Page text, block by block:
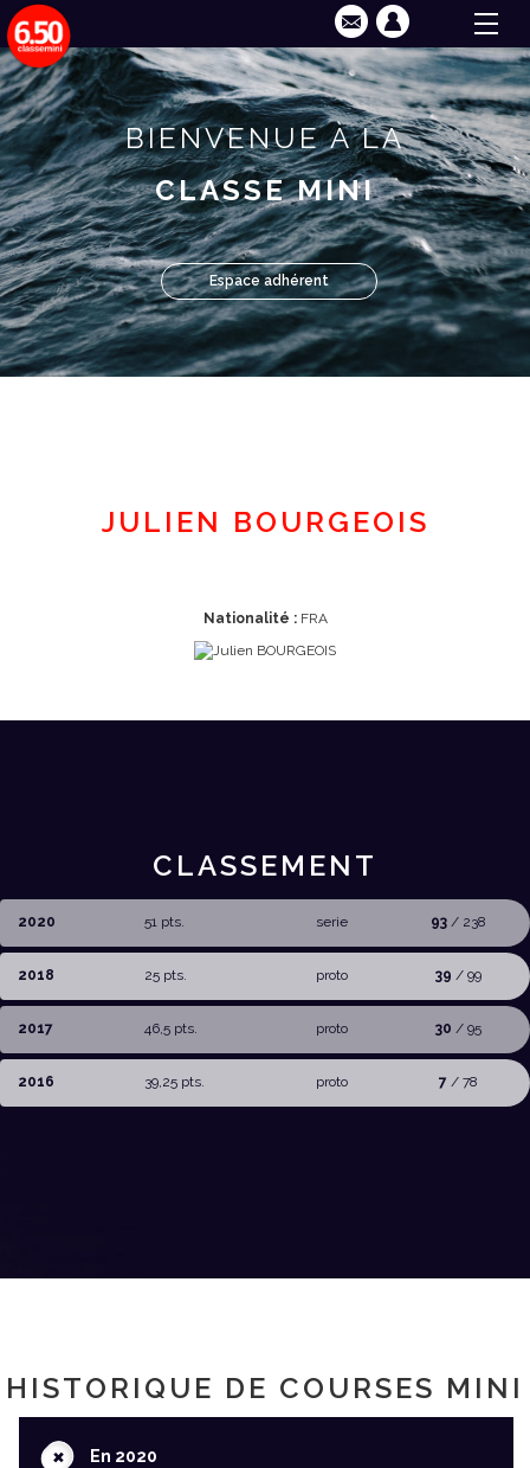
BIENVENUE À LA
CLASSE MINI
Espace adhérent
JULIEN BOURGEOIS
Nationalité :FRA
CLASSEMENT
2020 51 pts. serie 93 / 238
2018 25 pts. proto 39 / 99
2017 46,5 pts. proto 30 / 95
2016 39,25 pts. proto 7 / 78
HISTORIQUE DE COURSES MINI
+En 2020